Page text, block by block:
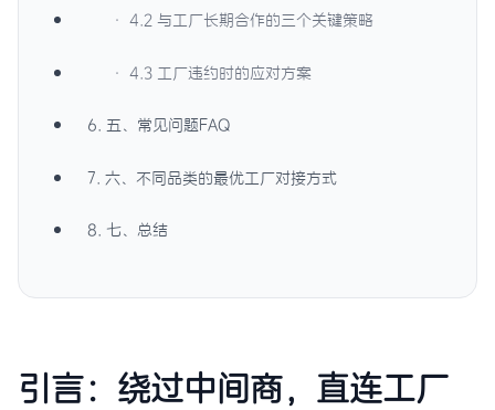
· 4.2 与工厂长期合作的三个关键策略
· 4.3 工厂违约时的应对方案
6. 五、常见问题FAQ
7. 六、不同品类的最优工厂对接方式
8. 七、总结
引言：绕过中间商，直连工厂